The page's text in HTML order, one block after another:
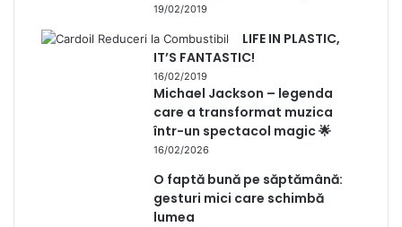
19/02/2019
LIFE IN PLASTIC,
IT’S FANTASTIC!
16/02/2019
Michael Jackson – legenda
care a transformat muzica
într-un spectacol magic 🌟
16/02/2026
O faptă bună pe săptămână:
gesturi mici care schimbă
lumea